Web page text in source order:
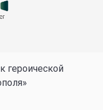
героической